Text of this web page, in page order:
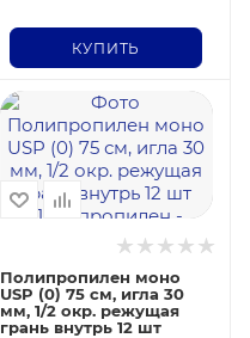
КУПИТЬ
Полипропилен моно
USP (0) 75 см, игла 30
мм, 1/2 окр. режущая
грань внутрь 12 шт